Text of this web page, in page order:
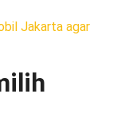
Jakarta agar